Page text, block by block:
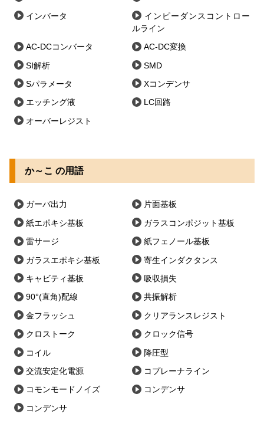
インバータ
インピーダンスコントロー
ルライン
AC-DCコンバータ AC-DC変換
SI解析 SMD
Sパラメータ Xコンデンサ
エッチング液 LC回路
オーバーレジスト
か～こ の用語
ガーバ出力 片面基板
紙エポキシ基板 ガラスコンポジット基板
雷サージ 紙フェノール基板
ガラスエポキシ基板 寄生インダクタンス
キャビティ基板 吸収損失
90°(直角)配線 共振解析
金フラッシュ クリアランスレジスト
クロストーク クロック信号
コイル 降圧型
交流安定化電源 コプレーナライン
コモンモードノイズ コンデンサ
コンデンサ